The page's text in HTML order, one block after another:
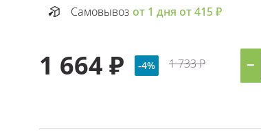
Самовывоз от 1 дня от 415 ₽
1 664 ₽ -4% 1 733 ₽ −